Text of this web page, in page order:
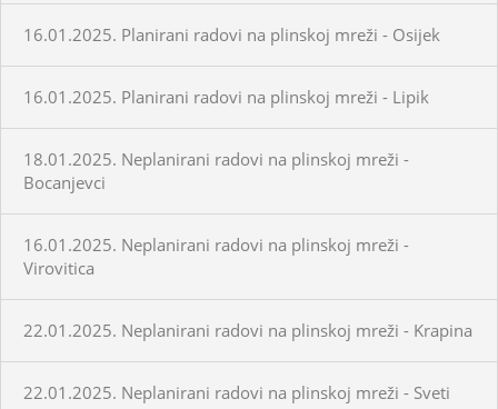
16.01.2025. Planirani radovi na plinskoj mreži - Osijek
16.01.2025. Planirani radovi na plinskoj mreži - Lipik
18.01.2025. Neplanirani radovi na plinskoj mreži -
Bocanjevci
16.01.2025. Neplanirani radovi na plinskoj mreži -
Virovitica
22.01.2025. Neplanirani radovi na plinskoj mreži - Krapina
22.01.2025. Neplanirani radovi na plinskoj mreži - Sveti